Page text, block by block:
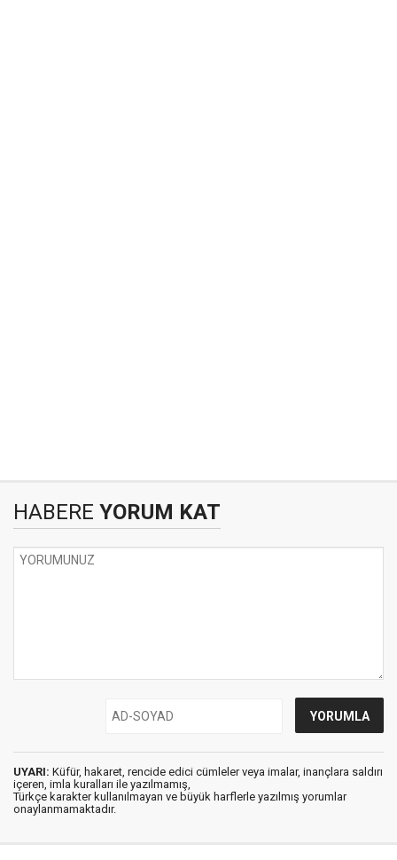
HABERE YORUM KAT
UYARI: Küfür, hakaret, rencide edici cümleler veya imalar, inançlara saldırı
içeren, imla kuralları ile yazılmamış,
Türkçe karakter kullanılmayan ve büyük harflerle yazılmış yorumlar
onaylanmamaktadır.